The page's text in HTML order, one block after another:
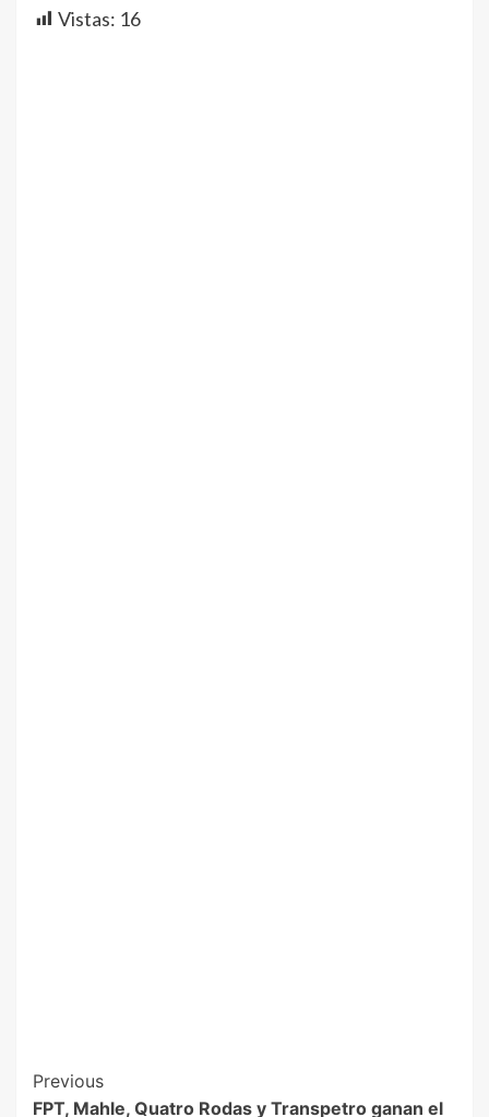
Vistas: 16
Previous
FPT, Mahle, Quatro Rodas y Transpetro ganan el